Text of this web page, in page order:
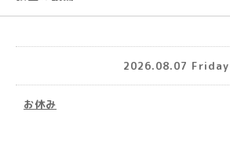
2026.08.07 Friday
お休み